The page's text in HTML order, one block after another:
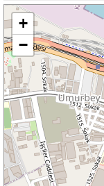
+
−